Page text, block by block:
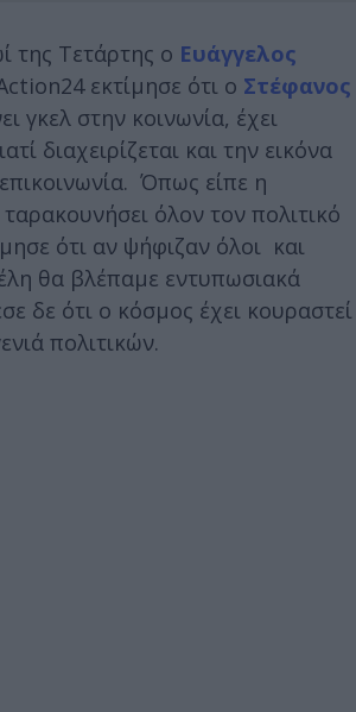
της Τετάρτης ο Ευάγγελος
εκτίμησε ότι ο Στέφανος
γκελ στην κοινωνία, έχει
διαχειρίζεται και την εικόνα
Όπως είπε η
όλον τον πολιτικό
ότι αν ψήφιζαν όλοι και
θα βλέπαμε εντυπωσιακά
δε ότι ο κόσμος έχει κουραστεί
πολιτικών.